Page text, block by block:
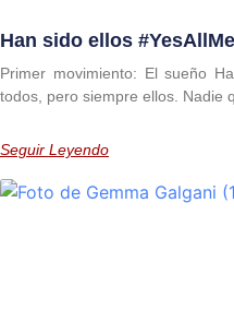
Han sido ellos
Primer movimiento: El sueño
todos, pero siempre ellos. Nadie
Seguir Leyendo